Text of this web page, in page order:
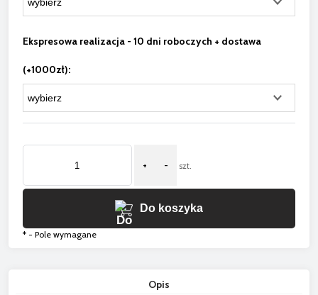
Ekspresowa realizacja - 10 dni roboczych + dostawa
(+1000zł):
+ - szt.
Do koszyka
* - Pole wymagane
Opis